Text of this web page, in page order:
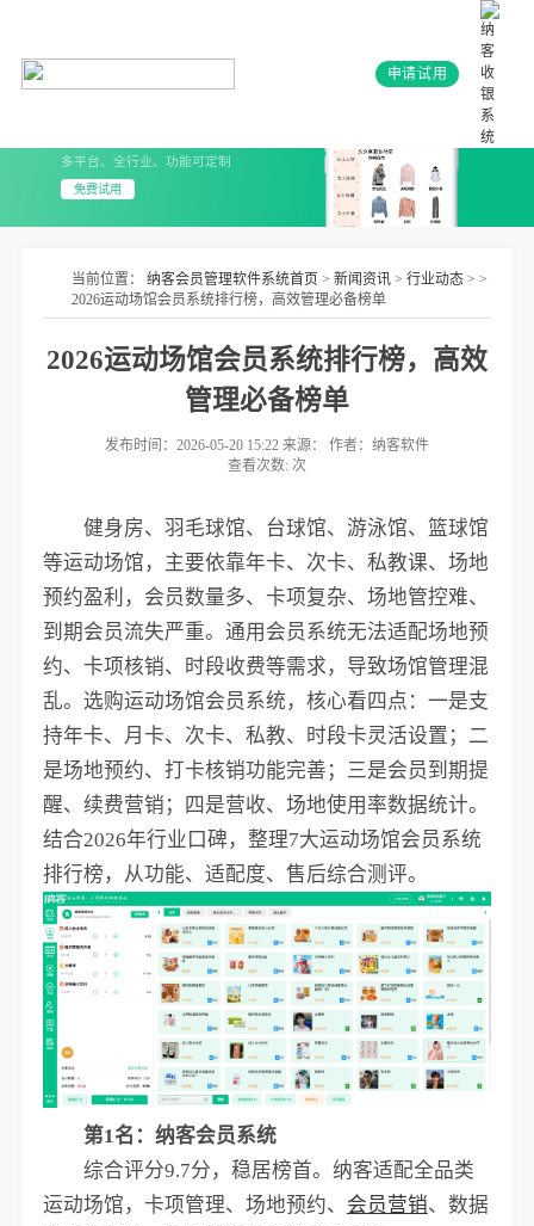
申请试用
多平台、全行业、功能可定制
免费试用
当前位置： 纳客会员管理软件系统首页> 新闻资讯> 行业动态> >
2026运动场馆会员系统排行榜，高效管理必备榜单
2026运动场馆会员系统排行榜，高效
管理必备榜单
发布时间：2026-05-20 15:22 来源： 作者：纳客软件
查看次数: 次
健身房、羽毛球馆、台球馆、游泳馆、篮球馆
等运动场馆，主要依靠年卡、次卡、私教课、场地
预约盈利，会员数量多、卡项复杂、场地管控难、
到期会员流失严重。通用会员系统无法适配场地预
约、卡项核销、时段收费等需求，导致场馆管理混
乱。选购运动场馆会员系统，核心看四点：一是支
持年卡、月卡、次卡、私教、时段卡灵活设置；二
是场地预约、打卡核销功能完善；三是会员到期提
醒、续费营销；四是营收、场地使用率数据统计。
结合2026年行业口碑，整理7大运动场馆会员系统
排行榜，从功能、适配度、售后综合测评。
第1名：纳客会员系统
综合评分9.7分，稳居榜首。纳客适配全品类
运动场馆，卡项管理、场地预约、 会员营销、数据